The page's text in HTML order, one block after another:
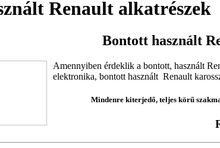
Renault alkatrészek
Bontott használt
Amennyiben érdeklik a bontott, használt
elektronika, bontott használt Renault
Mindenre kiterjedő, teljes körű